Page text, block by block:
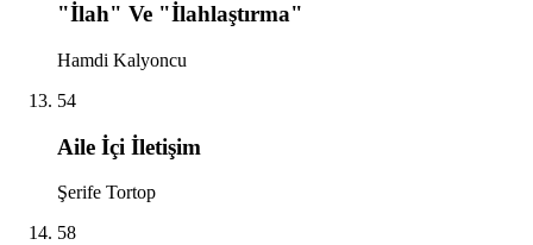
"İlah" Ve "İlahlaştırma"
Hamdi Kalyoncu
54
Aile İçi İletişim
Şerife Tortop
58